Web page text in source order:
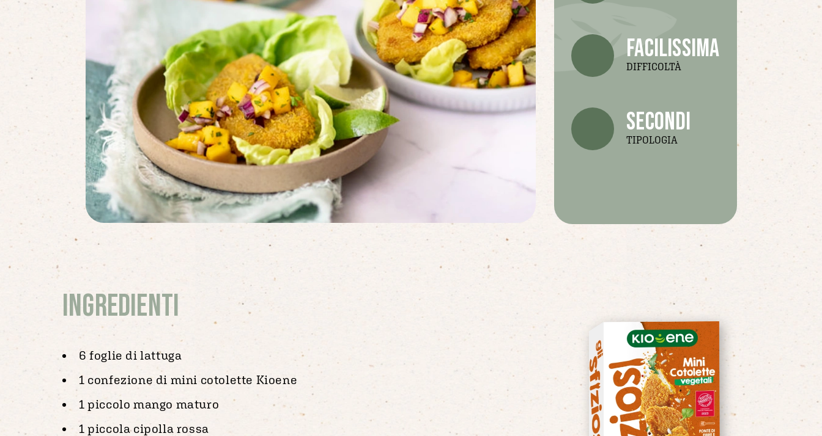
facilissima
DIFFICOLTÀ
secondi
TIPOLOGIA
Ingredienti
6 foglie di lattuga
1 confezione di mini cotolette Kioene
1 piccolo mango maturo
1 piccola cipolla rossa